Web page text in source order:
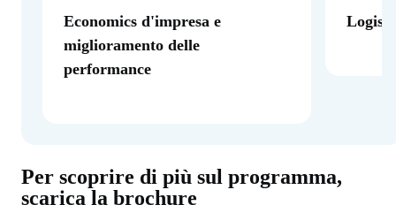
Economics d'impresa e
miglioramento delle
performance
Per scoprire di più sul programma,
scarica la brochure